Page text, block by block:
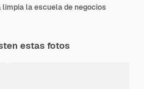
limpia la escuela de negocios
estas fotos